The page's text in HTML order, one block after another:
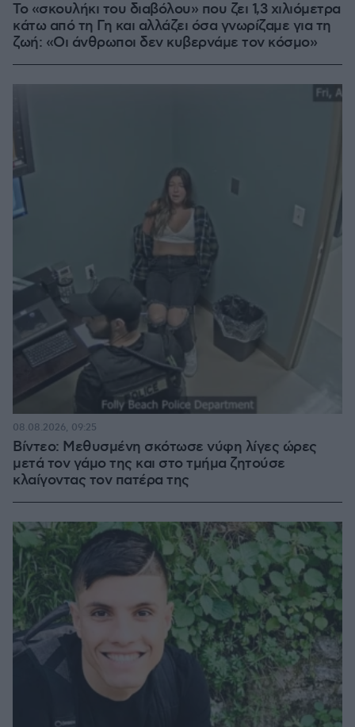
Το «σκουλήκι του διαβόλου» που ζει 1,3 χιλιόμετρα
κάτω από τη Γη και αλλάζει όσα γνωρίζαμε για τη
ζωή: «Οι άνθρωποι δεν κυβερνάμε τον κόσμο»
Βίντεο: Μεθυσμένη σκότωσε νύφη λίγες ώρες
μετά τον γάμο της και στο τμήμα ζητούσε
κλαίγοντας τον πατέρα της
08.08.2026, 09:25